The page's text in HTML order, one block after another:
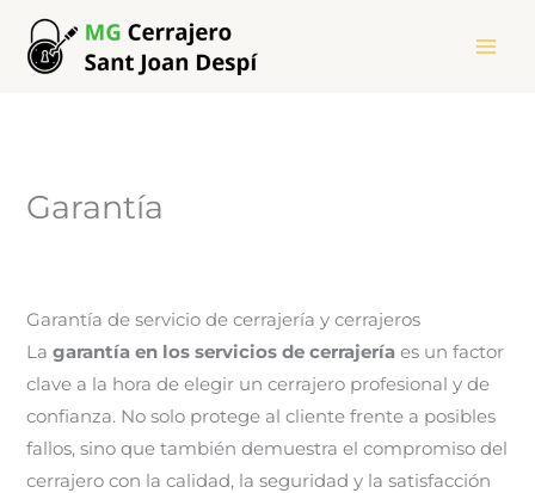
contenido
Garantía
Garantía de servicio de cerrajería y cerrajeros
Lagarantía en los servicios de cerrajería es un factor
clave a la hora de elegir un cerrajero profesional y de
confianza. No solo protege al cliente frente a posibles
fallos, sino que también demuestra el compromiso del
cerrajero con la calidad, la seguridad y la satisfacción